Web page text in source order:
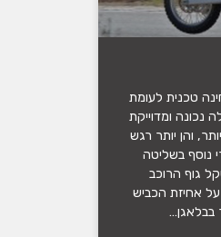
טכנית לעומת
ומדוייקת
והן יותר רגש
נוסף בשליטה
גוף הרוכב
אחיזת הכביש
בבלאגן…